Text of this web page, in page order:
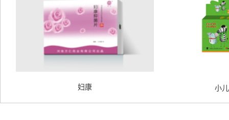
妇康 小